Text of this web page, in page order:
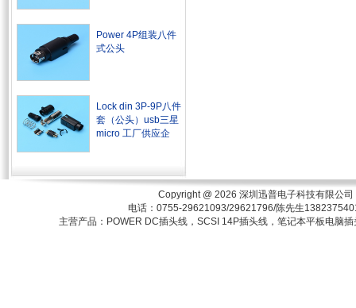
Power 4P组装八件
式公头
Lock din 3P-9P八件
套（公头）usb三星
micro 工厂供应企
Copyright @ 2026 深圳迅普电子科技有限公司
电话：0755-29621093/29621796/陈先生
主营产品：POWER DC插头线，SCSI 14P插头线，笔记本平板电脑